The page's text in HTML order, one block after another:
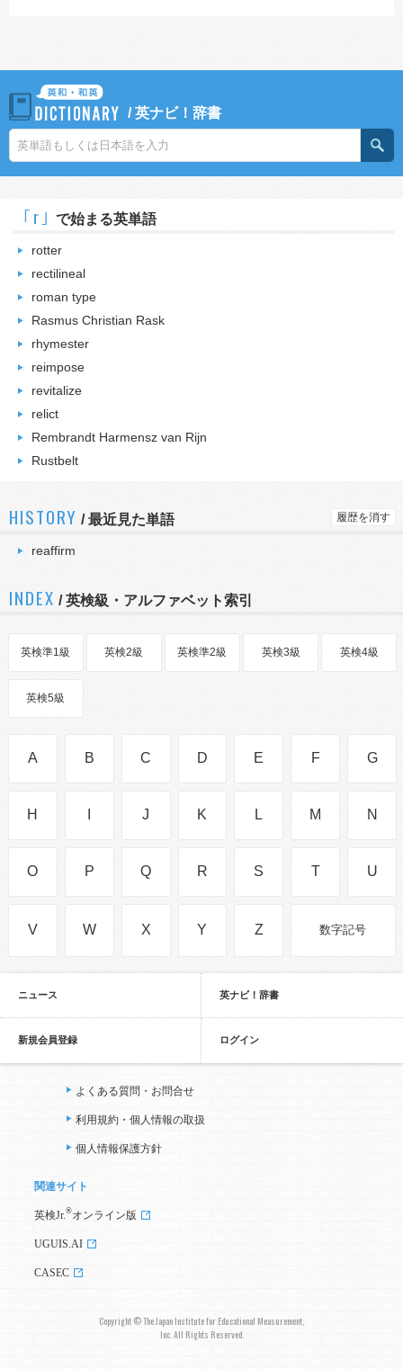
/英ナビ！辞書
｢r｣ で始まる英単語
rotter
rectilineal
roman type
Rasmus Christian Rask
rhymester
reimpose
revitalize
relict
Rembrandt Harmensz van Rijn
Rustbelt
HISTORY /最近見た単語 履歴を消す
reaffirm
INDEX / 英検級・アルファベット索引
英検準1級 英検2級 英検準2級 英検3級 英検4級
英検5級
A B C D E F G
H J K L M N
O P Q R S T U
V W X Y Z 数字記号
ニュース 英ナビ！辞書
新規会員登録 ログイン
よくある質問・お問合せ
利用規約・個人情報の取扱
個人情報保護方針
関連サイト
英検Jr. ®オンライン版
UGUIS.AI
CASEC
Copyright © The Japan Institute for Educational Measurement,
Inc. All Rights Reserved.